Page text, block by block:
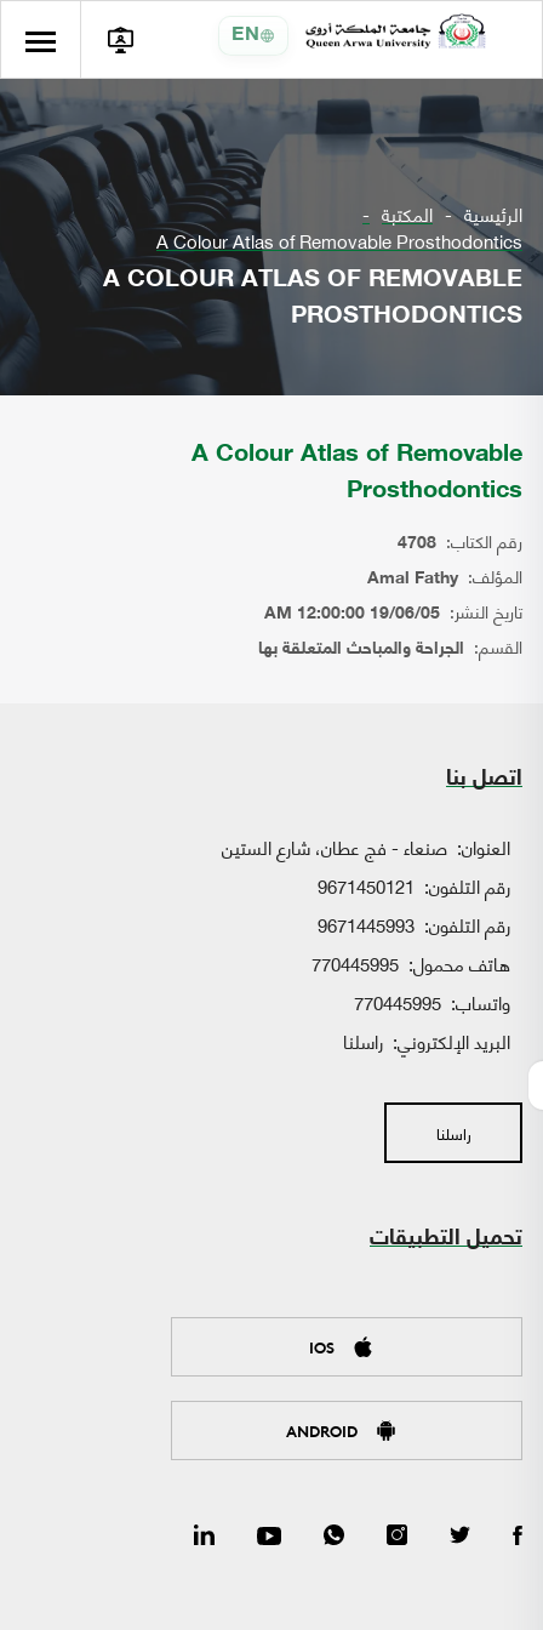
EN
الرئيسية المكتبة
A Colour Atlas of Removable Prosthodontics
A COLOUR ATLAS OF REMOVABLE
PROSTHODONTICS
A Colour Atlas of Removable
Prosthodontics
رقم الكتاب: 4708
المؤلف:Amal Fathy
تاريخ النشر: 19/06/05 12:00:00 AM
القسم: الجراحة والمباحث المتعلقة بها
اتصل بنا
العنوان: صنعاء - فج عطان، شارع الستين
رقم التلفون: 9671450121
رقم التلفون: 9671445993
هاتف محمول: 770445995
واتساب:
البريد الإلكتروني: راسلنا
راسلنا
تحميل التطبيقات
IOS
ANDROID